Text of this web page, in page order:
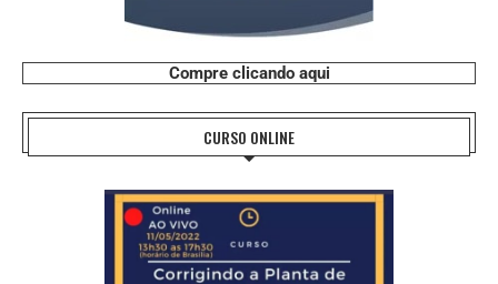
Compre clicando aqui
CURSO ONLINE